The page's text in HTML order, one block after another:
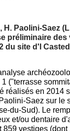
H. Paolini-Saez
préliminaire
du site d'I
("terrasse
réalisés en 2014
Saez sur le
du-Sud). Le
et/ou dentaire
859 vestiges